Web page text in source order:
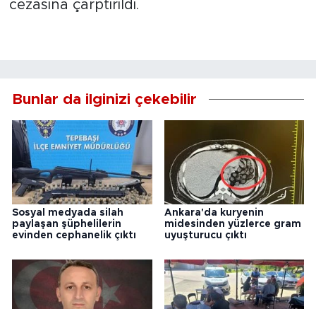
cezasına çarptırıldı.
Bunlar da ilginizi çekebilir
Sosyal medyada silah
paylaşan şüphelilerin
evinden cephanelik çıktı
Ankara'da kuryenin
midesinden yüzlerce gram
uyuşturucu çıktı